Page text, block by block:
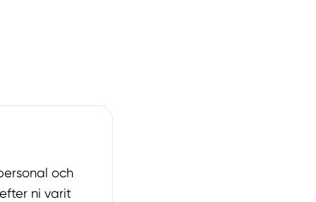
och
ni varit